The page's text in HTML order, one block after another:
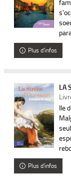
Plus d'infos
LA
Ile
Plus d'infos